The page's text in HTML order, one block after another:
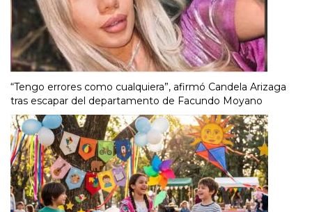
“Tengo errores como cualquiera”, afirmó Candela Arizaga
tras escapar del departamento de Facundo Moyano